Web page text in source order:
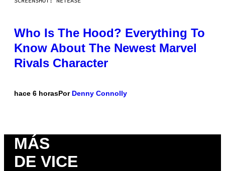
Who Is The Hood? Everything To
Know About The Newest Marvel
Rivals Character
hace 6 horasPor Denny Connolly
MÁS
DE VICE